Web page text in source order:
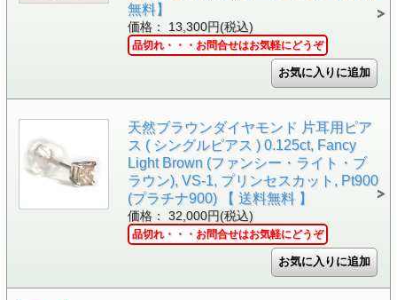
無料】
価格： 13,300円(税込)
品切れ・・・お問合せはお気軽にどうぞ
天然ブラウンダイヤモンド 片耳用ピア
ス ( シングルピアス ) 0.125ct, Fancy
Light Brown (ファンシー・ライト・ブ
ラウン), VS-1, プリンセスカット, Pt900
(プラチナ900) 【 送料無料 】
価格： 32,000円(税込)
品切れ・・・お問合せはお気軽にどうぞ